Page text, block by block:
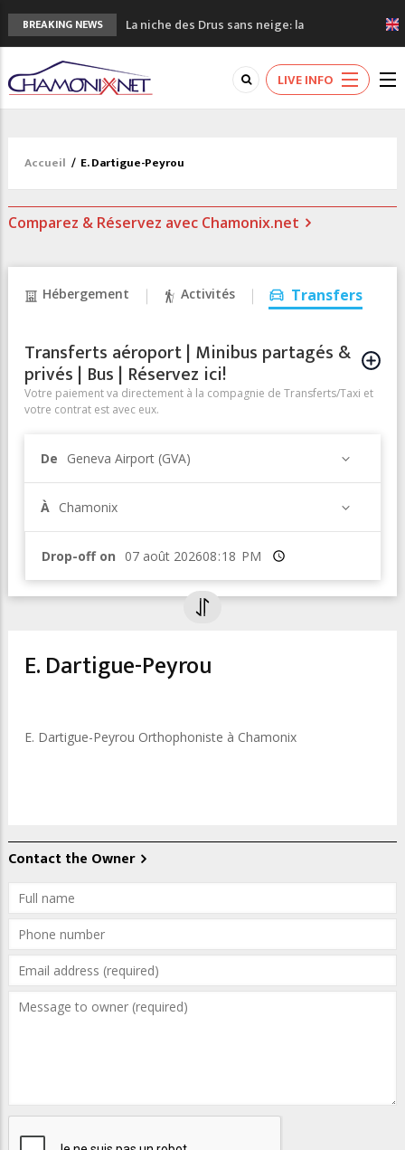
BREAKING NEWS
La niche des Drus sans neige: la
sécheresse en haute montagne
3 bonnes raisons pour visiter le nouveau
Musée du Mont-Blanc
Accidents en montagne: 3 personnes sont
Craft ouvre un nouveau magasin de course
LIVE INFO
Accueil / E. Dartigue-Peyrou
Comparez & Réservez avec Chamonix.net
Hébergement Activités Transfers
Transferts aéroport | Minibus partagés &
privés | Bus | Réservez ici!
Votre paiement va directement à la compagnie de Transferts/Taxi et
votre contrat est avec eux.
De Geneva Airport (GVA)
À Chamonix
Drop-off on Heure
E. Dartigue-Peyrou
E. Dartigue-Peyrou Orthophoniste à Chamonix
Contact the Owner